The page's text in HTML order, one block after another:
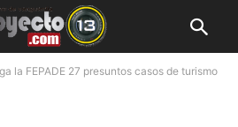
la FEPADE 27 presuntos casos de turismo